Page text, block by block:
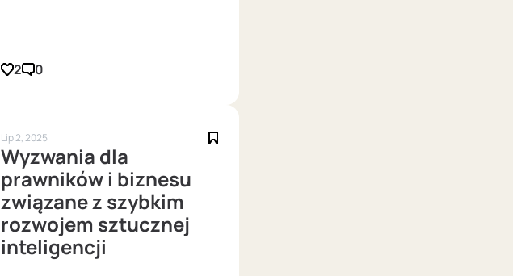
2 0
Lip 2, 2025
Wyzwania dla
prawników i biznesu
związane z szybkim
rozwojem sztucznej
inteligencji